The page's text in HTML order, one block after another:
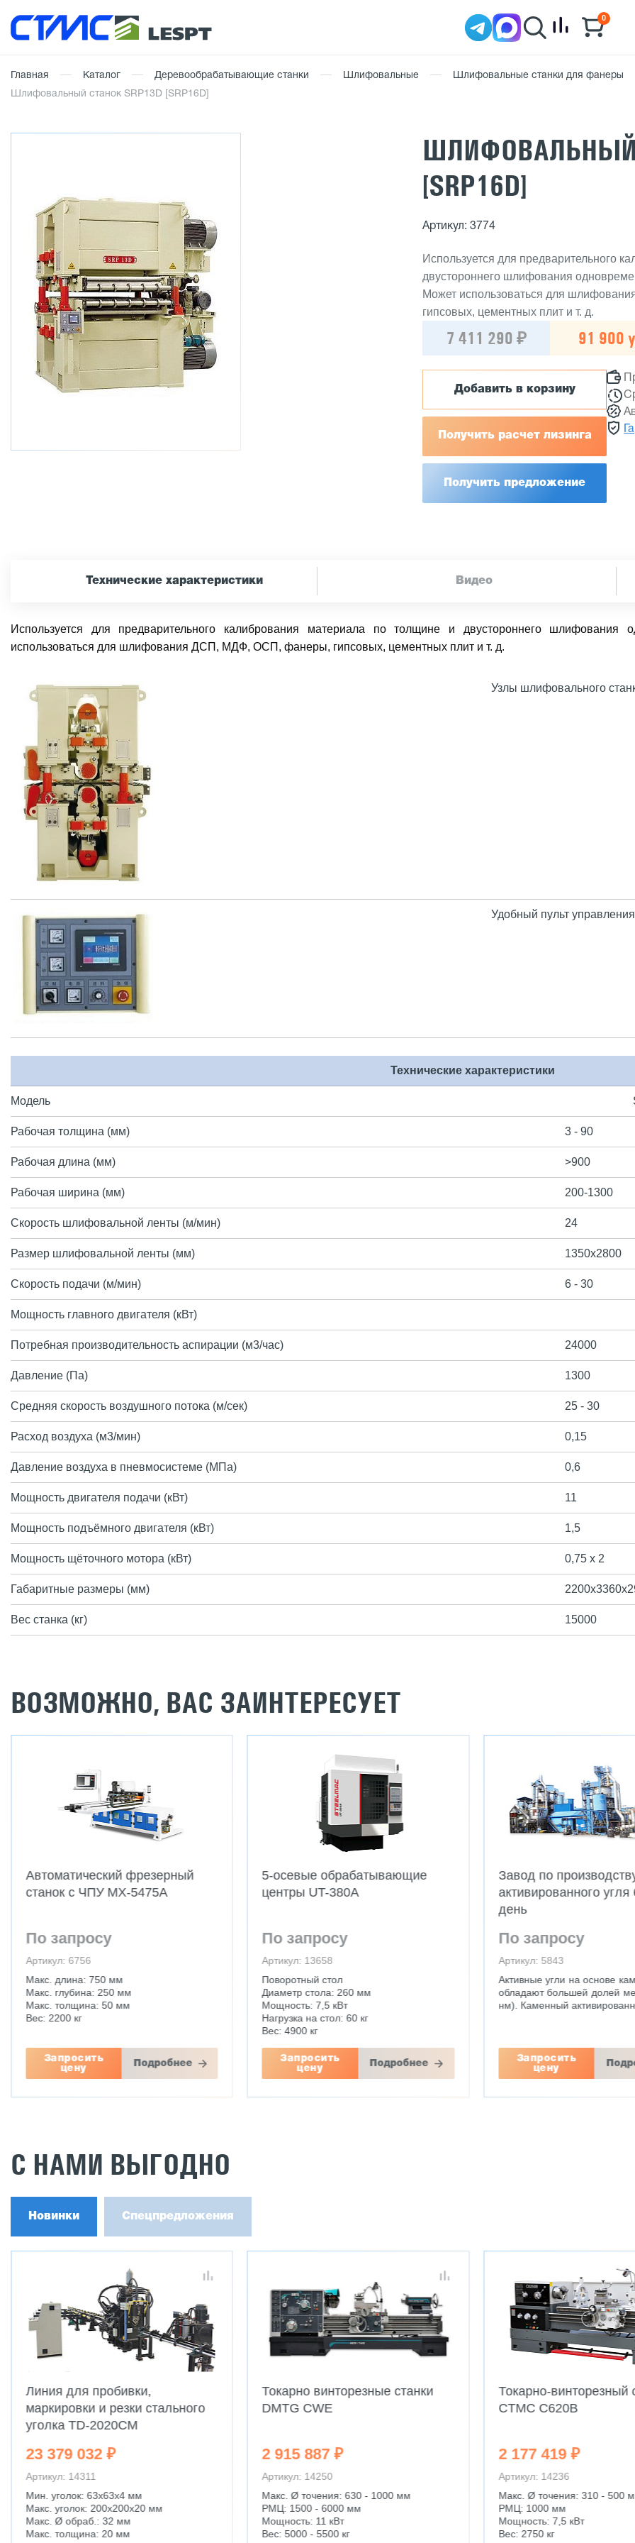
0
Главная Каталог Деревообрабатывающие станки Шлифовальные
Шлифовальные станки для фанеры
Шлифовальный станок SRP13D [SRP16D]
ШЛИФОВАЛЬНЫЙ
[SRP16D]
Артикул: 3774
Используется для предварительного
двустороннего шлифования
Может использоваться для
гипсовых, цементных плит и т. д.
7 411 290 ₽ 91 900
Добавить в корзину
Получить расчет лизинга
Получить предложение
Технические характеристики Видео
Используется для предварительного калибрования материала по толщине и двустороннего
использоваться для шлифования ДСП, МДФ, ОСП, фанеры, гипсовых, цементных плит и т. д.
Узлы шлифовального
Удобный пульт
Технические характеристики
Модель
Рабочая толщина (мм) 3 - 90
Рабочая длина (мм) >900
Рабочая ширина (мм) 200-1300
Скорость шлифовальной ленты (м/мин) 24
Размер шлифовальной ленты (мм) 1350х2800
Скорость подачи (м/мин) 6 - 30
Мощность главного двигателя (кВт)
Потребная производительность аспирации (м3/час) 24000
Давление (Па) 1300
Средняя скорость воздушного потока (м/сек) 25 - 30
Расход воздуха (м3/мин) 0,15
Давление воздуха в пневмосистеме (МПа) 0,6
Мощность двигателя подачи (кВт) 11
Мощность подъёмного двигателя (кВт) 1,5
Мощность щёточного мотора (кВт) 0,75 х 2
Габаритные размеры (мм)
Вес станка (кг) 15000
ВОЗМОЖНО, ВАС ЗАИНТЕРЕСУЕТ
Автоматический фрезерный
станок с ЧПУ MX-5475A
По запросу
Артикул: 6756
Макс. длина: 750 мм
Макс. глубина: 250 мм
Макс. толщина: 50 мм
Вес: 2200 кг
Запросить
цену
Подробнее
5-осевые обрабатывающие
центры UT-380A
По запросу
Артикул: 13658
Поворотный стол
Диаметр стола: 260 мм
Мощность: 7,5 кВт
Нагрузка на стол: 60 кг
Вес: 4900 кг
Запросить
цену
Подробнее
Завод по
активированного угля
день
По запросу
Артикул: 5843
Активные угли на основе
обладают большей долей
нм). Каменный
Запросить
цену
С НАМИ ВЫГОДНО
Новинки Спецпредложения
Линия для пробивки,
маркировки и резки стального
уголка TD-2020CM
23 379 032 ₽
Артикул: 14311
Мин. уголок: 63x63x4 мм
Макс. уголок: 200x200x20 мм
Макс. Ø обраб.: 32 мм
Макс. толщина: 20 мм
Токарно винторезные станки
DMTG CWE
2 915 887 ₽
Артикул: 14250
Макс. Ø точения: 630 - 1000 мм
РМЦ: 1500 - 6000 мм
Мощность: 11 кВт
Вес: 5000 - 5500 кг
Токарно-винторезный
CTMC C620B
2 177 419 ₽
Артикул: 14236
Макс. Ø точения: 310 - 500
РМЦ: 1000 мм
Мощность: 7,5 кВт
Вес: 2750 кг